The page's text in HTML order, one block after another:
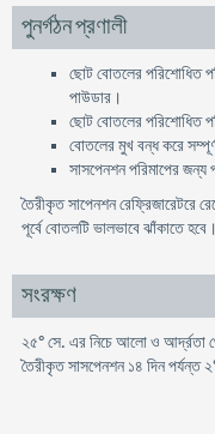
পুনর্গঠন প্রণালী
ছোট বোতলের পরিশোধিত
পাউডার।
ছোট বোতলের পরিশোধিত
বোতলের মুখ বন্ধ করে
সাসপেনশন পরিমাপের
তৈরীকৃত সাপেনশন রেফ্রিজারেটরে
পূর্বে বোতলটি ভালভাবে ঝাঁকাতে হবে।
সংরক্ষণ
২৫° সে. এর নিচে আলো ও আর্দ্রতা
তৈরীকৃত সাসপেনশন ১৪ দিন পর্যন্ত